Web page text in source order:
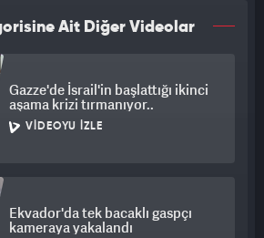
Ait Diğer Videolar
Gazze'de İsrail'in başlattığı ikinci
aşama krizi tırmanıyor..
VIDEOYU İZLE
Ekvador'da tek bacaklı gaspçı
kameraya yakalandı